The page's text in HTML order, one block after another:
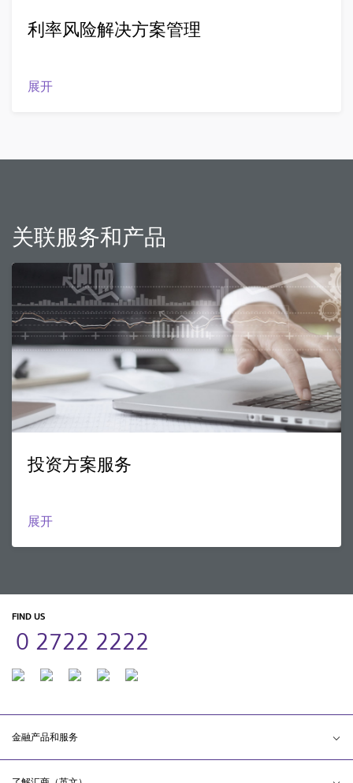
利率风险解决方案管理
展开
关联服务和产品
投资方案服务
展开
FIND US
0 2722 2222
金融产品和服务